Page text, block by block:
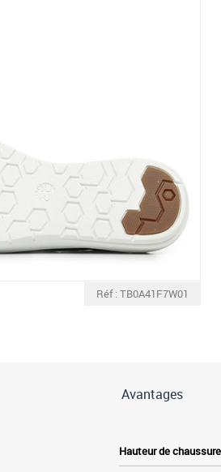
Réf : TB0A41F7W01
Avantages
Hauteur de